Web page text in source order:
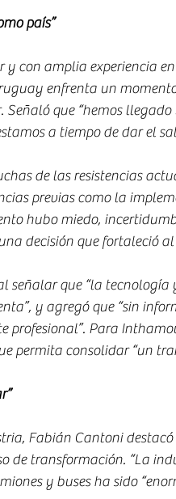
país”
y con amplia experiencia
enfrenta un
Señaló que “hemos
a tiempo de dar el
de las resistencias
previas como la
hubo miedo,
decisión que fortaleció
señalar que “la
y agregó que “sin
profesional”. Para
permita consolidar “un
Fabián Cantoni
de transformación. “La
y buses ha sido